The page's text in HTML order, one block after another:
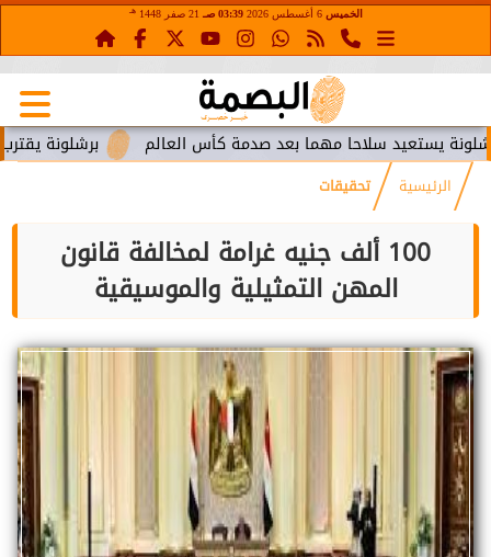
الخميس 6 أغسطس 2026 03:39 صـ 21 صفر 1448 هـ
برشلونة يقترب من سلاحا مهما بعد صدمة كأس العالم
الرئيسية تحقيقات
100 ألف جنيه غرامة لمخالفة قانون
المهن التمثيلية والموسيقية